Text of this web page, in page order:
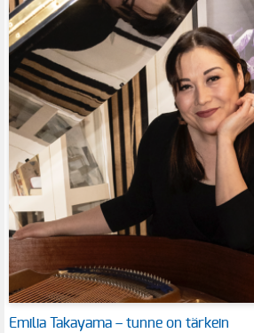
Emilia Takayama – tunne on tärkein